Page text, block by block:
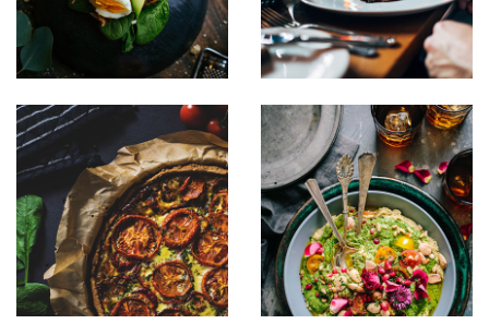
Sipsum primis